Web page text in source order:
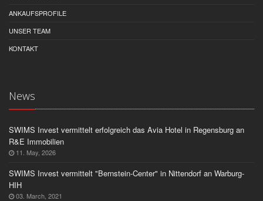
ANKAUFSPROFILE
UNSER TEAM
KONTAKT
News
SWIMS Invest vermittelt erfolgreich das Avia Hotel in Regensburg an
R&E Immobilien
11. May, 2026
SWIMS Invest vermittelt "Bernstein-Center" in Nittendorf an Warburg-
HIH
03. March, 2021